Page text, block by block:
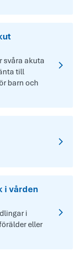
svåra akuta
till
barn och
i vården
i
eller